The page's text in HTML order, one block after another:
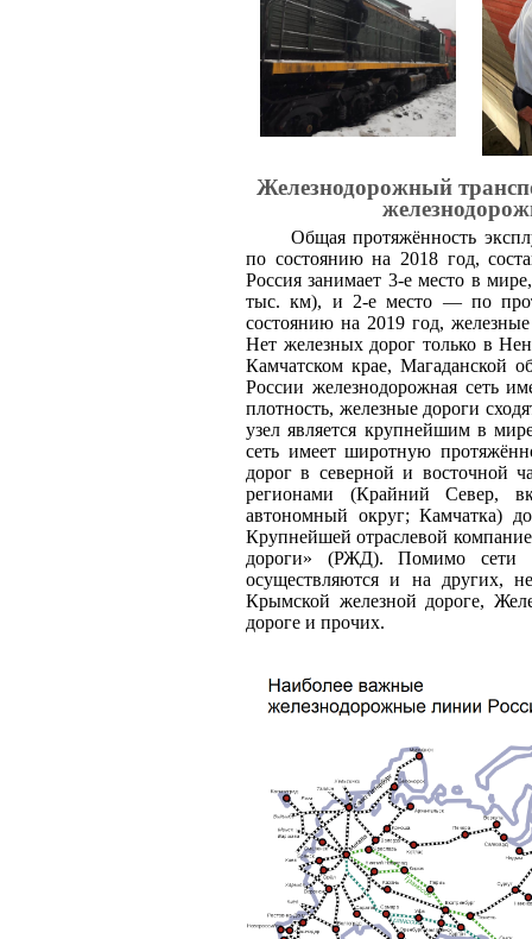
Железнодорожный
Общая протяжённость
по состоянию на 2018 год,
Россия занимает 3-е место в
тыс. км), и 2-е место — по
состоянию на 2019 год,
Нет железных дорог только в
Камчатском крае, Магаданской
России железнодорожная сеть
плотность, железные дороги
узел является крупнейшим в
сеть имеет широтную
дорог в северной и восточной
регионами (Крайний Север,
автономный округ; Камчатка)
Крупнейшей отраслевой
дороги» (РЖД). Помимо сети
осуществляются и на других,
Крымской железной дороге,
дороге и прочих.